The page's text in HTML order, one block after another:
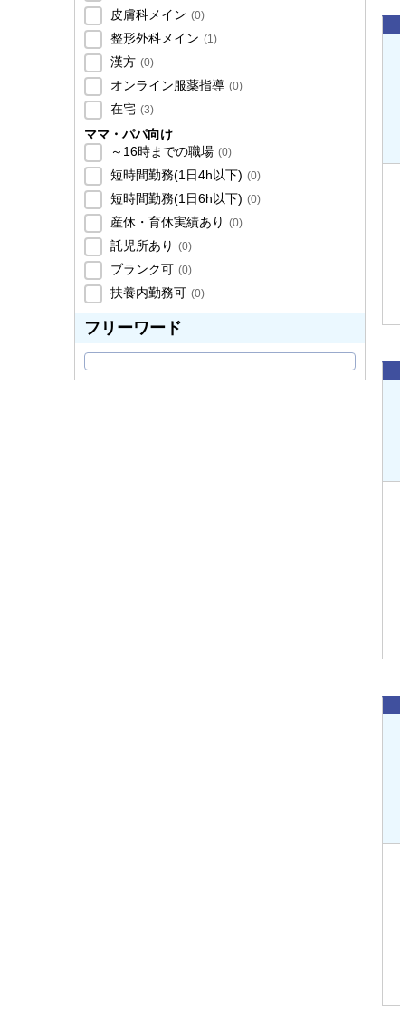
皮膚科メイン (0)
整形外科メイン (1)
漢方 (0)
オンライン服薬指導 (0)
在宅 (3)
ママ・パパ向け
～16時までの職場 (0)
短時間勤務(1日4h以下) (0)
短時間勤務(1日6h以下) (0)
産休・育休実績あり (0)
託児所あり (0)
ブランク可 (0)
扶養内勤務可 (0)
フリーワード